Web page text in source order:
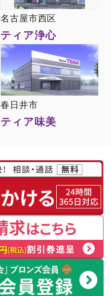
名古屋市西区
ティア浄心
春日井市
ティア味美